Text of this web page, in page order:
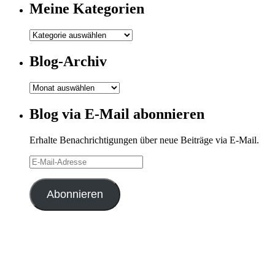
Meine Kategorien
Meine
Blog-Archiv
Blog-
Blog via E-Mail abonnieren
Erhalte Benachrichtigungen über neue Beiträge via E-Mail.
E-
Mail-
Adresse
Abonnieren